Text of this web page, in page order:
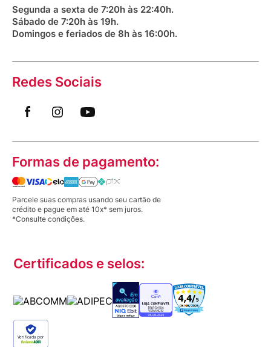
Segunda a sexta de 7:20h às 22:40h.
Sábado de 7:20h às 19h.
Domingos e feriados de 8h às 16:00h.
Redes Sociais
Formas de pagamento:
Parcele suas compras usando seu cartão de
crédito e pague em até 10x* sem juros.
*Consulte condições.
Certificados e selos:
Verificada por